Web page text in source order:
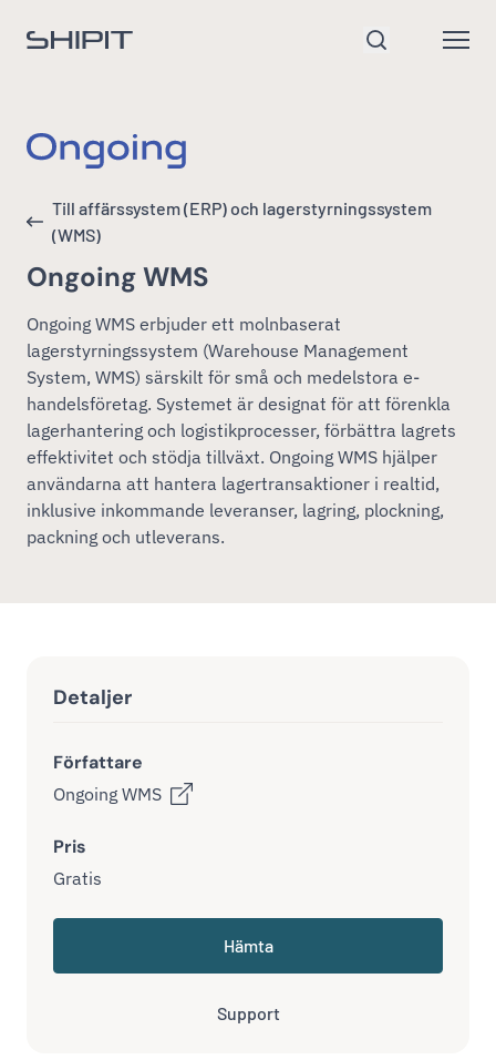
Gå till startsidan
Till affärssystem (ERP) och lagerstyrningssystem
(WMS)
Ongoing WMS
Ongoing WMS erbjuder ett molnbaserat
lagerstyrningssystem (Warehouse Management
System, WMS) särskilt för små och medelstora e-
handelsföretag. Systemet är designat för att förenkla
lagerhantering och logistikprocesser, förbättra lagrets
effektivitet och stödja tillväxt. Ongoing WMS hjälper
användarna att hantera lagertransaktioner i realtid,
inklusive inkommande leveranser, lagring, plockning,
packning och utleverans.
Detaljer
Författare
Ongoing WMS
Pris
Gratis
Hämta
Support